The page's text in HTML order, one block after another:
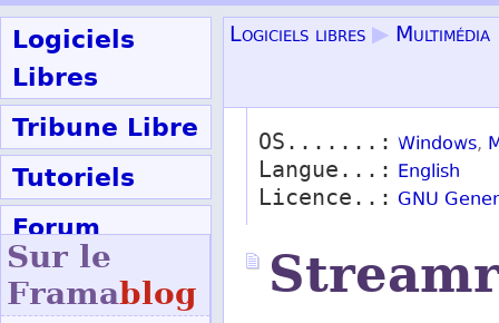
Logiciels
Libres
Tribune Libre
Tutoriels
Forum
Participer
Logiciels libres ▶
OS.......: Windows,
Langue...: English
Licence..: GNU
Sur le
Framablog